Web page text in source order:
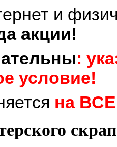
и
акции!
:
условие!
на